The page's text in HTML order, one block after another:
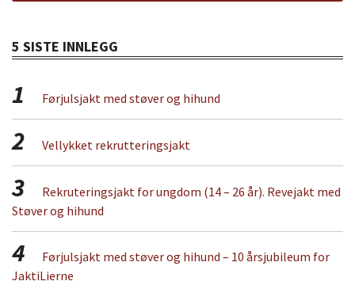
5 SISTE INNLEGG
1 Førjulsjakt med støver og hihund
2 Vellykket rekrutteringsjakt
3
Rekruteringsjakt for ungdom (14 – 26 år). Revejakt med
Støver og hihund
4
Førjulsjakt med støver og hihund – 10 årsjubileum for
JaktiLierne